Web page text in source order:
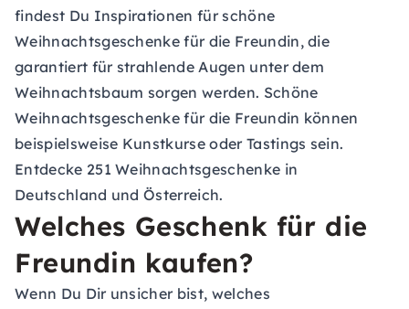
findest Du Inspirationen für schöne
Weihnachtsgeschenke für die Freundin, die
garantiert für strahlende Augen unter dem
Weihnachtsbaum sorgen werden. Schöne
Weihnachtsgeschenke für die Freundin können
beispielsweise Kunstkurse oder Tastings sein.
Entdecke 251 Weihnachtsgeschenke in
Deutschland und Österreich.
Welches Geschenk für die
Freundin kaufen?
Wenn Du Dir unsicher bist, welches